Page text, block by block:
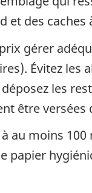
et des
gérer
Évitez les
les
être
au moins
papier